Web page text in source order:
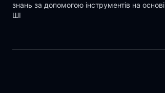
знань за допомогою інструментів на основі
ШІ